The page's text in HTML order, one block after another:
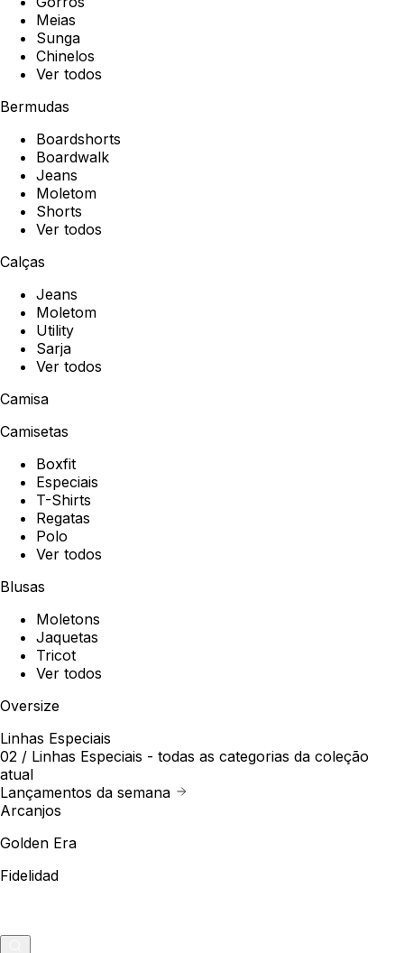
Meias
Sunga
Chinelos
Ver todos
Bermudas
Boardshorts
Boardwalk
Jeans
Moletom
Shorts
Ver todos
Calças
Jeans
Moletom
Utility
Sarja
Ver todos
Camisa
Camisetas
Boxfit
Especiais
T-Shirts
Regatas
Polo
Ver todos
Blusas
Moletons
Jaquetas
Tricot
Ver todos
Oversize
Linhas Especiais
02 / Linhas Especiais - todas as categorias da coleção
atual
Lançamentos da semana
Arcanjos
Golden Era
Fidelidad